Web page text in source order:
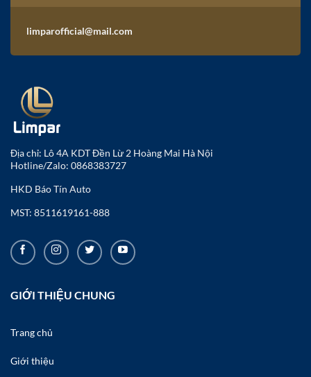
limparofficial@mail.com
Địa chỉ: Lô 4A KDT Đền Lừ 2 Hoàng Mai Hà Nội
Hotline/Zalo: 0868383727
HKD Báo Tín Auto
MST: 8511619161-888
GIỚI THIỆU CHUNG
Trang chủ
Giới thiệu